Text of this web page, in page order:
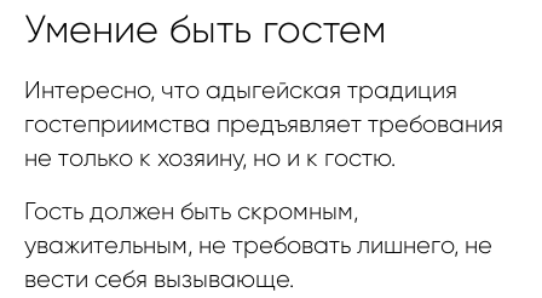
Умение быть гостем
Интересно, что адыгейская традиция
гостеприимства предъявляет требования
не только к хозяину, но и к гостю.
Гость должен быть скромным,
уважительным, не требовать лишнего, не
вести себя вызывающе.